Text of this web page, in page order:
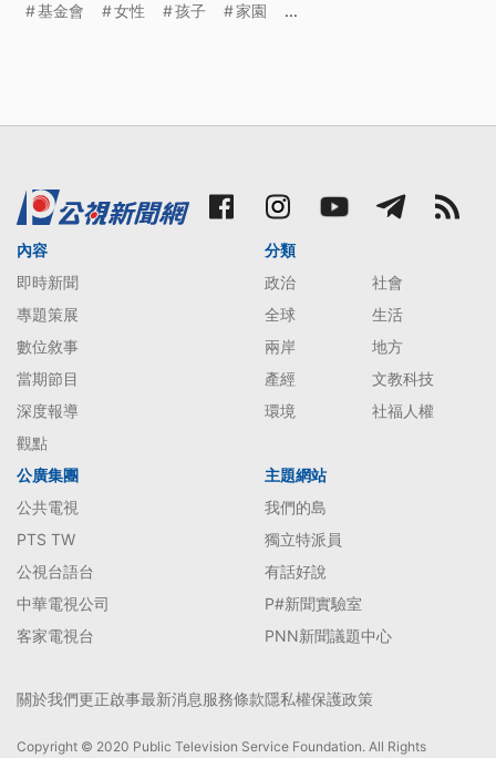
協助女性藥癮者重返社會，成為必須正視的重要課
基金會 女性 孩子 家園 ...
內容
即時新聞
專題策展
數位敘事
當期節目
深度報導
觀點
分類
政治
社會
全球
生活
兩岸
地方
產經
文教科技
環境
社福人權
公廣集團
公共電視
PTS TW
公視台語台
中華電視公司
客家電視台
主題網站
我們的島
獨立特派員
有話好說
P#新聞實驗室
PNN新聞議題中心
關於我們更正啟事最新消息服務條款隱私權保護政策
Copyright © 2020 Public Television Service Foundation. All Rights